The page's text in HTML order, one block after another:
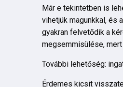
Már e tekintetben is
vihetjük magunkkal, és
gyakran felvetődik a
megsemmisülése,
További lehetőség:
Érdemes kicsit